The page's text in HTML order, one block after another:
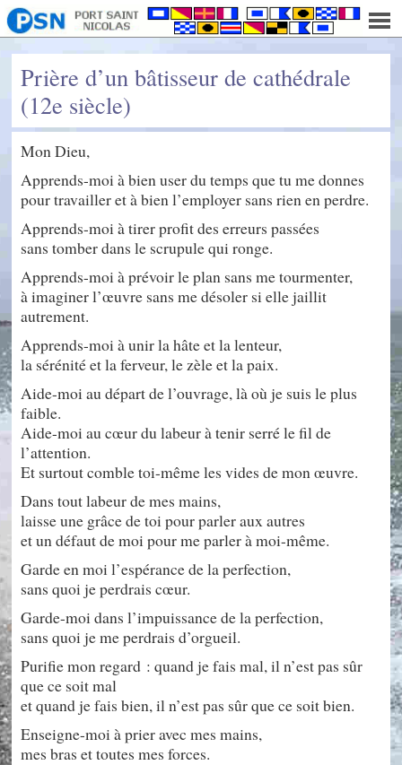
Prière d’un bâtisseur de cathédrale
(12e siècle)
Mon Dieu,
Apprends-moi à bien user du temps que tu me donnes
pour travailler et à bien l’employer sans rien en perdre.
Apprends-moi à tirer profit des erreurs passées
sans tomber dans le scrupule qui ronge.
Apprends-moi à prévoir le plan sans me tourmenter,
à imaginer l’œuvre sans me désoler si elle jaillit
autrement.
Apprends-moi à unir la hâte et la lenteur,
la sérénité et la ferveur, le zèle et la paix.
Aide-moi au départ de l’ouvrage, là où je suis le plus
faible.
Aide-moi au cœur du labeur à tenir serré le fil de
l’attention.
Et surtout comble toi-même les vides de mon œuvre.
Dans tout labeur de mes mains,
laisse une grâce de toi pour parler aux autres
et un défaut de moi pour me parler à moi-même.
Garde en moi l’espérance de la perfection,
sans quoi je perdrais cœur.
Garde-moi dans l’impuissance de la perfection,
sans quoi je me perdrais d’orgueil.
Purifie mon regard : quand je fais mal, il n’est pas sûr
que ce soit mal
et quand je fais bien, il n’est pas sûr que ce soit bien.
Enseigne-moi à prier avec mes mains,
mes bras et toutes mes forces.